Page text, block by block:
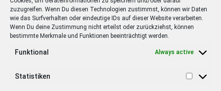
zuzugreifen. Wenn Du diesen Technologien zustimmst, können wir Daten
wie das Surfverhalten oder eindeutige IDs auf dieser Website verarbeiten.
Wenn Du deine Zustimmung nicht erteilst oder zurückziehst, können
bestimmte Merkmale und Funktionen beeinträchtigt werden.
Funktional Always active
Statistiken
EMPFOHLEN
STARS 4 years ago
Barbara Schöneberger Moderatorin
von “Verstehen Sie Spaß?”